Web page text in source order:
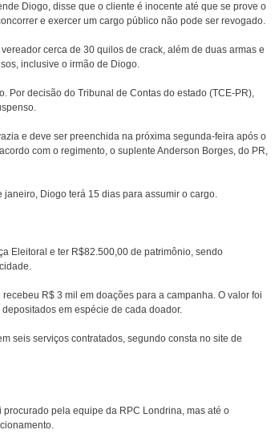
Diogo, disse que o cliente é inocente até que se prove o
e exercer um cargo público não pode ser revogado.
cerca de 30 quilos de crack, além de duas armas e
inclusive o irmão de Diogo.
Por decisão do Tribunal de Contas do estado (TCE-PR),
e deve ser preenchida na próxima segunda-feira após o
com o regimento, o suplente Anderson Borges, do PR,
Diogo terá 15 dias para assumir o cargo.
Eleitoral e ter R$82.500,00 de patrimônio, sendo
R$ 3 mil em doações para a campanha. O valor foi
em espécie de cada doador.
seis serviços contratados, segundo consta no site de
pela equipe da RPC Londrina, mas até o